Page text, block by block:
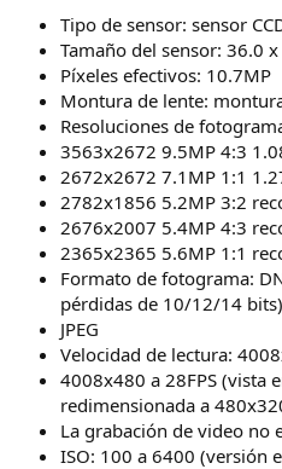
Tipo de sensor: sensor
Tamaño del sensor: 36.0
Píxeles efectivos: 10.7MP
Montura de lente:
Resoluciones de
3563x2672 9.5MP 4:3
2672x2672 7.1MP 1:1
2782x1856 5.2MP 3:2
2676x2007 5.4MP 4:3
2365x2365 5.6MP 1:1
Formato de fotograma:
pérdidas de 10/12/14 bits)
JPEG
Velocidad de lectura:
4008x480 a 28FPS (vista
redimensionada a
La grabación de video no
ISO: 100 a 6400 (versión